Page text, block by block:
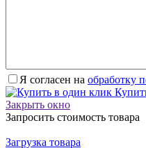
Я согласен на обработку
Закрыть окно
Запросить стоимость товара
Загрузка товара